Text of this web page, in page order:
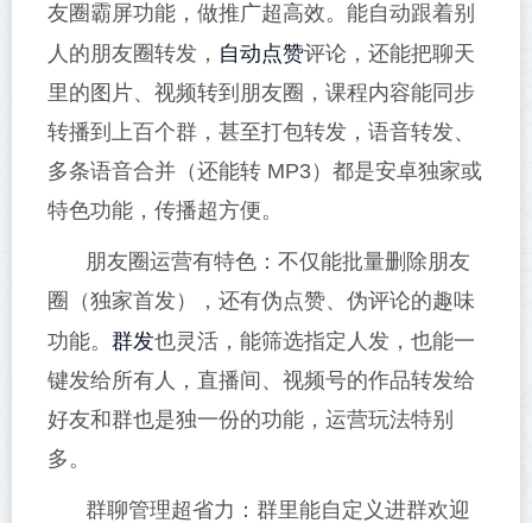
友圈霸屏功能，做推广超高效。能自动跟着别
人的朋友圈转发， 自动点赞评论，还能把聊天
里的图片、视频转到朋友圈，课程内容能同步
转播到上百个群，甚至打包转发，语音转发、
多条语音合并（还能转 MP3）都是安卓独家或
特色功能，传播超方便。
朋友圈运营有特色：不仅能批量删除朋友
圈（独家首发），还有伪点赞、伪评论的趣味
功能。 群发也灵活，能筛选指定人发，也能一
键发给所有人，直播间、视频号的作品转发给
好友和群也是独一份的功能，运营玩法特别
多。
群聊管理超省力：群里能自定义进群欢迎